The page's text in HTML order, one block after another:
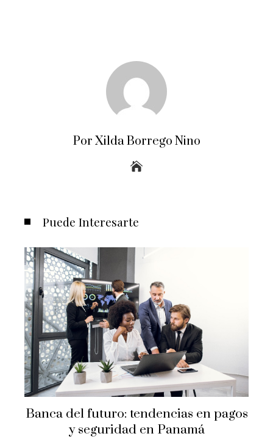
Por Xilda Borrego Nino
Puede Interesarte
Banca del futuro: tendencias en pagos
y seguridad en Panamá